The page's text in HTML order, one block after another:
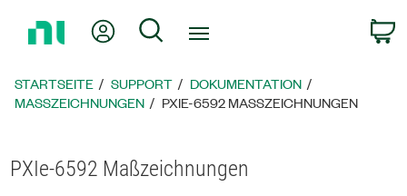
zur
Mein KontoSuche
STARTSEITE SUPPORT
DOKUMENTATION
MASSZEICHNUNGEN
PXIE-6592 MASSZEICHNUNGEN
PXIe-6592 Maßzeichnungen